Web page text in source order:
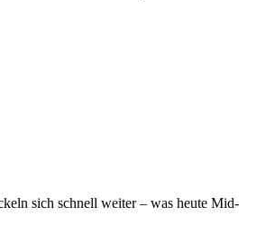
sich schnell weiter – was heute Mid-